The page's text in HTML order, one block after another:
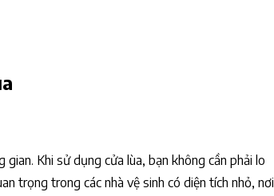
Khi sử dụng cửa lùa, bạn không cần phải lo
trọng trong các nhà vệ sinh có diện tích nhỏ, nơi